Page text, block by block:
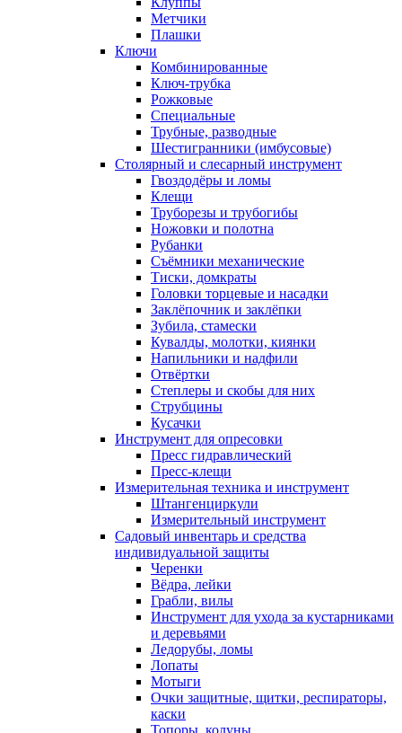
Метчики
Плашки
Ключи
Комбинированные
Ключ-трубка
Рожковые
Специальные
Трубные, разводные
Шестигранники (имбусовые)
Столярный и слесарный инструмент
Гвоздодёры и ломы
Клещи
Труборезы и трубогибы
Ножовки и полотна
Рубанки
Съёмники механические
Тиски, домкраты
Головки торцевые и насадки
Заклёпочник и заклёпки
Зубила, стамески
Кувалды, молотки, киянки
Напильники и надфили
Отвёртки
Степлеры и скобы для них
Струбцины
Кусачки
Инструмент для опресовки
Пресс гидравлический
Пресс-клещи
Измерительная техника и инструмент
Штангенциркули
Измерительный инструмент
Садовый инвентарь и средства
индивидуальной защиты
Черенки
Вёдра, лейки
Грабли, вилы
Инструмент для ухода за кустарниками
и деревьями
Ледорубы, ломы
Лопаты
Мотыги
Очки защитные, щитки, респираторы,
каски
Топоры, колуны